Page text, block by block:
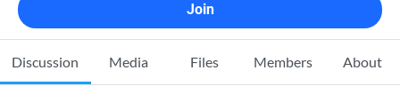
Join
Discussion Media Files Members About